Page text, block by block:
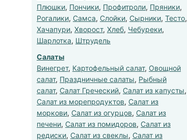
Плюшки, Пончики, Профитроли, Пряники,
Рогалики, Самса, Слойки, Сырники, Тесто,
Хачапури, Хворост, Хлеб, Чебуреки,
Шарлотка, Штрудель
Салаты
Винегрет, Картофельный салат, Овощной
салат, Праздничные салаты, Рыбный
салат, Салат Греческий, Салат из капусты,
Салат из морепродуктов, Салат из
моркови, Салат из огурцов, Салат из
печени, Салат из помидоров, Салат из
редиски, Салат из свеклы, Салат из